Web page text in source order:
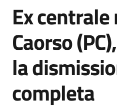
Leggi
Atti
Bandi
Piani
Salta al contenuto
Ex
Caorso
la
completa